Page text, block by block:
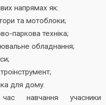
напрямах як:
та мотоблоки;
паркова техніка;
обладнання;
для дому.
навчання учасники